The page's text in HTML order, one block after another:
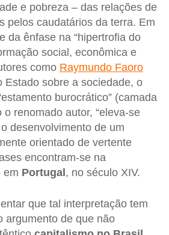
e pobreza – das relações de
pelos caudatários da terra. Em
da ênfase na “hipertrofia do
social, econômica e
como Raymundo Faoro
Estado sobre a sociedade, o
burocrático” (camada
renomado autor, “eleva-se
desenvolvimento de um
orientado de vertente
encontram-se na
em Portugal , no século XIV.
que tal interpretação tem
argumento de que não